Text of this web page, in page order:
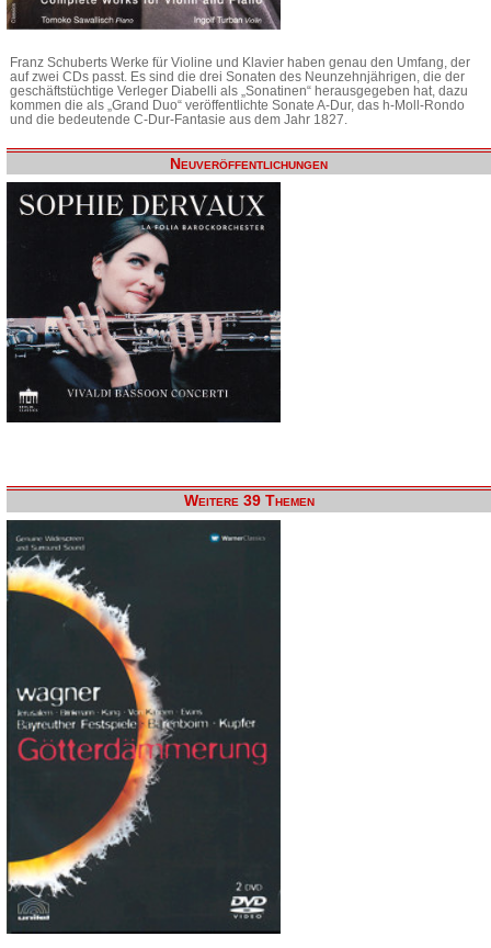
Franz Schuberts Werke für Violine und Klavier haben genau den Umfang, der
auf zwei CDs passt. Es sind die drei Sonaten des Neunzehnjährigen, die der
geschäftstüchtige Verleger Diabelli als „Sonatinen“ herausgegeben hat, dazu
kommen die als „Grand Duo“ veröffentlichte Sonate A-Dur, das h-Moll-Rondo
und die bedeutende C-Dur-Fantasie aus dem Jahr 1827.
Neuveröffentlichungen
Weitere 39 Themen